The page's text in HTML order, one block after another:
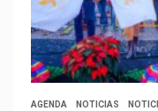
AGENDA NOTICIAS